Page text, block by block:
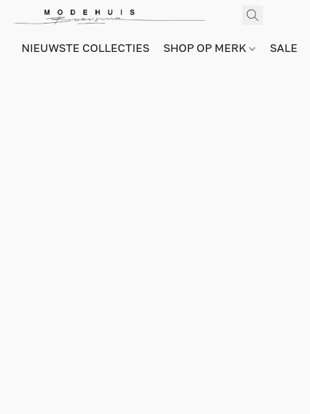
NIEUWSTE COLLECTIES SHOP OP MERK SALE